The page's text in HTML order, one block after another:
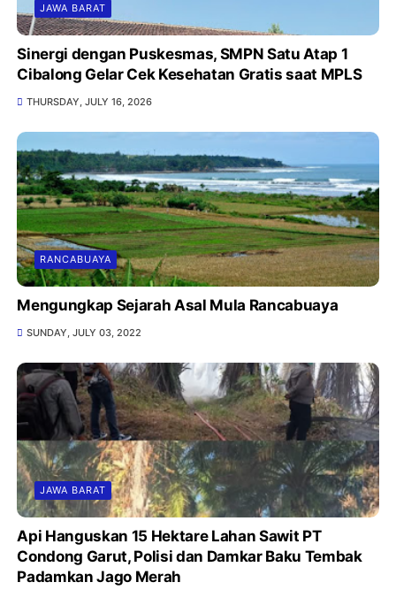
JAWA BARAT
Sinergi dengan Puskesmas, SMPN Satu Atap 1
Cibalong Gelar Cek Kesehatan Gratis saat MPLS
THURSDAY, JULY 16, 2026
RANCABUAYA
Mengungkap Sejarah Asal Mula Rancabuaya
SUNDAY, JULY 03, 2022
JAWA BARAT
Api Hanguskan 15 Hektare Lahan Sawit PT
Condong Garut, Polisi dan Damkar Baku Tembak
Padamkan Jago Merah